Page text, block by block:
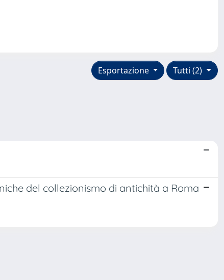
Tutti (2)
Esportazione
del collezionismo di antichità a Roma